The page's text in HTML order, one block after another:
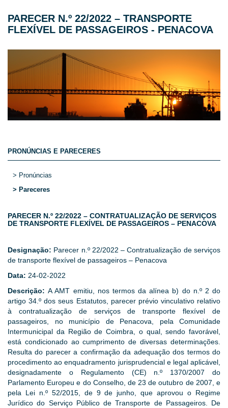
PARECER N.º 22/2022 – TRANSPORTE
FLEXÍVEL DE PASSAGEIROS - PENACOVA
PRONÚNCIAS E PARECERES
> Pronúncias
> Pareceres
PARECER N.º 22/2022 – CONTRATUALIZAÇÃO DE SERVIÇOS
DE TRANSPORTE FLEXÍVEL DE PASSAGEIROS – PENACOVA
Designação: Parecer n.º 22/2022 – Contratualização de serviços
de transporte flexível de passageiros – Penacova
Data: 24-02-2022
Descrição:A AMT emitiu, nos termos da alínea b) do n.º 2 do
artigo 34.º dos seus Estatutos, parecer prévio vinculativo relativo
à contratualização de serviços de transporte flexível de
passageiros, no município de Penacova, pela Comunidade
Intermunicipal da Região de Coimbra, o qual, sendo favorável,
está condicionado ao cumprimento de diversas determinações.
Resulta do parecer a confirmação da adequação dos termos do
procedimento ao enquadramento jurisprudencial e legal aplicável,
designadamente o Regulamento (CE) n.º 1370/2007 do
Parlamento Europeu e do Conselho, de 23 de outubro de 2007, e
pela Lei n.º 52/2015, de 9 de junho, que aprovou o Regime
Jurídico do Serviço Público de Transporte de Passageiros. De